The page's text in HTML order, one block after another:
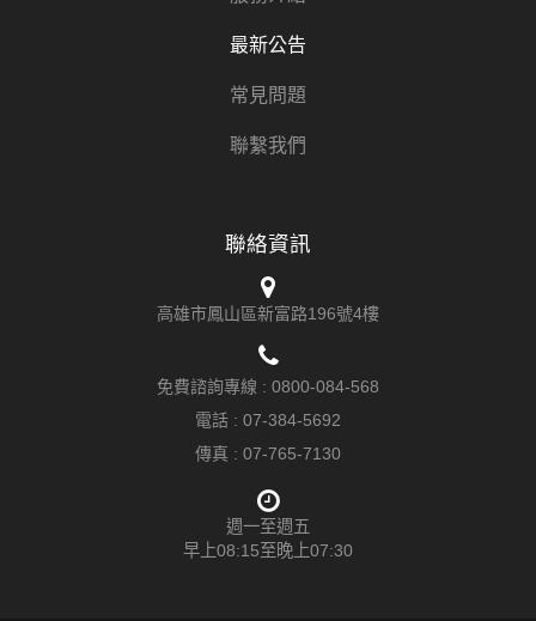
最新公告
常見問題
聯繫我們
聯絡資訊
高雄市鳳山區新富路196號4樓
免費諮詢專線 : 0800-084-568
電話 : 07-384-5692
傳真 : 07-765-7130
週一至週五
早上08:15至晚上07:30